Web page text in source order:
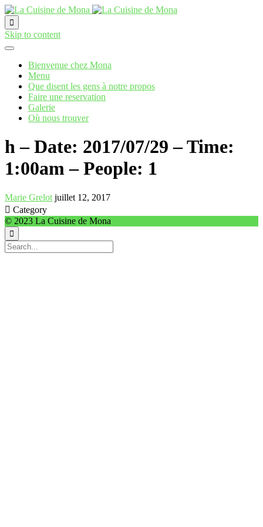

Skip to content
Bienvenue chez Mona
Menu
Que disent les gens à notre propos
Faire une reservation
Galerie
Où nous trouver
h – Date: 2017/07/29 – Time:
1:00am – People: 1
Marie Grelot juillet 12, 2017
 Category
© 2023 La Cuisine de Mona
